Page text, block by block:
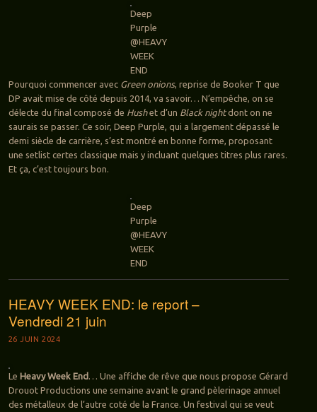
Deep
Purple
@HEAVY
WEEK
END
Pourquoi commencer avec Green onions, reprise de Booker T que
DP avait mise de côté depuis 2014, va savoir… N’empêche, on se
délecte du final composé de Hushet d’un Black nightdont on ne
saurais se passer. Ce soir, Deep Purple, qui a largement dépassé le
demi siècle de carrière, s’est montré en bonne forme, proposant
une setlist certes classique mais y incluant quelques titres plus rares.
Et ça, c’est toujours bon.
Deep
Purple
@HEAVY
WEEK
END
HEAVY WEEK END: le report –
Vendredi 21 juin
26 JUIN 2024
Le Heavy Week End … Une affiche de rêve que nous propose Gérard
Drouot Productions une semaine avant le grand pèlerinage annuel
des métalleux de l’autre coté de la France. Un festival qui se veut